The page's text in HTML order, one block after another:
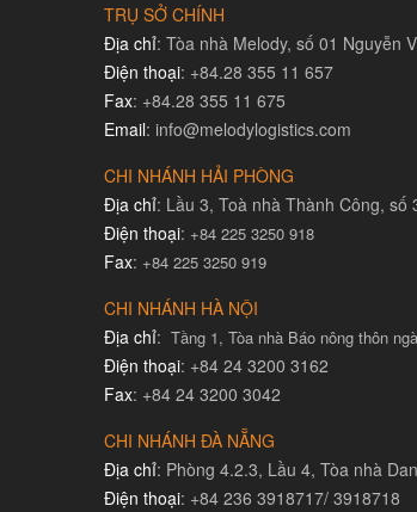
TRỤ SỞ CHÍNH
Địa chỉ: Tòa nhà Melody, số 01 Nguyễn
Điện thoại: +84.28 355 11 657
Fax: +84.28 355 11 675
Email: info@melodylogistics.com
CHI NHÁNH HẢI PHÒNG
Địa chỉ: Lầu 3, Toà nhà Thành Công, số
Điện thoại: +84 225 3250 918
Fax: +84 225 3250 919
CHI NHÁNH HÀ NỘI
Địa chỉ: Tầng 1, Tòa nhà Báo nông thôn
Điện thoại: +84 24 3200 3162
Fax: +84 24 3200 3042
CHI NHÁNH ĐÀ NẴNG
Địa chỉ: Phòng 4.2.3, Lầu 4, Tòa nhà
Điện thoại: +84 236 3918717/ 3918718